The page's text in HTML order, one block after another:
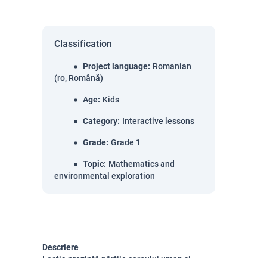
Classification
Project language: Romanian
(ro, Română)
Age: Kids
Category: Interactive lessons
Grade: Grade 1
Topic: Mathematics and
environmental exploration
Descriere